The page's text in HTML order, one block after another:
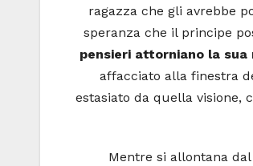
ragazza che gli avrebbe
speranza che il principe
pensieri attorniano la sua
affacciato alla finestra
estasiato da quella visione,
Mentre si allontana